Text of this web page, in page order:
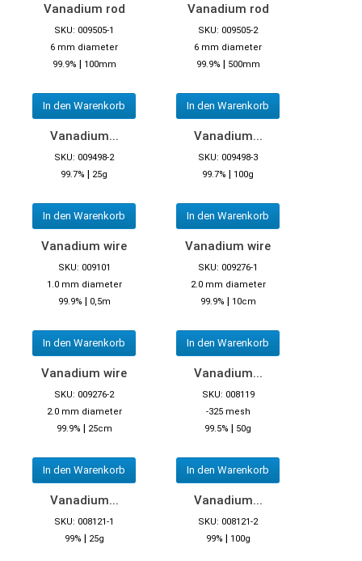
Vanadium rod
SKU: 009505-1
6 mm diameter
99.9% | 100mm
In den Warenkorb
Vanadium rod
SKU: 009505-2
6 mm diameter
99.9% | 500mm
In den Warenkorb
Vanadium...
SKU: 009498-2
99.7% | 25g
In den Warenkorb
Vanadium...
SKU: 009498-3
99.7% | 100g
In den Warenkorb
Vanadium wire
SKU: 009101
1.0 mm diameter
99.9% | 0,5m
In den Warenkorb
Vanadium wire
SKU: 009276-1
2.0 mm diameter
99.9% | 10cm
In den Warenkorb
Vanadium wire
SKU: 009276-2
2.0 mm diameter
99.9% | 25cm
In den Warenkorb
Vanadium...
SKU: 008119
-325 mesh
99.5% | 50g
In den Warenkorb
Vanadium...
SKU: 008121-1
99% | 25g
Vanadium...
SKU: 008121-2
99% | 100g